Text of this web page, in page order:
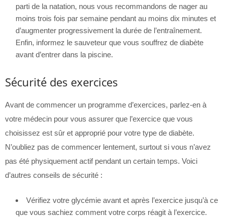
parti de la natation, nous vous recommandons de nager au
moins trois fois par semaine pendant au moins dix minutes et
d’augmenter progressivement la durée de l’entraînement.
Enfin, informez le sauveteur que vous souffrez de diabète
avant d’entrer dans la piscine.
Sécurité des exercices
Avant de commencer un programme d’exercices, parlez-en à
votre médecin pour vous assurer que l’exercice que vous
choisissez est sûr et approprié pour votre type de diabète.
N’oubliez pas de commencer lentement, surtout si vous n’avez
pas été physiquement actif pendant un certain temps. Voici
d’autres conseils de sécurité :
Vérifiez votre glycémie avant et après l’exercice jusqu’à ce
que vous sachiez comment votre corps réagit à l’exercice.